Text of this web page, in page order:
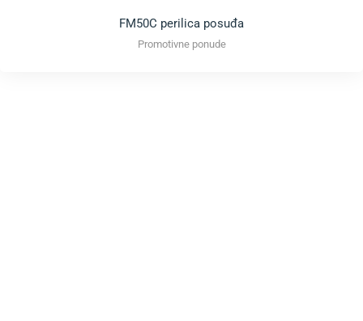
FM50C perilica posuđa
Promotivne ponude